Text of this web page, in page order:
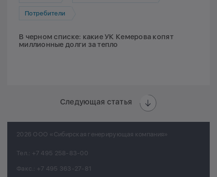
Потребители
В черном списке: какие УК Кемерова копят
миллионные долги за тепло
Следующая статья
2026 ООО «Сибирская генерирующая компания»
Тел.: +7 495 258-83-00
Факс.: +7 495 363-27-81